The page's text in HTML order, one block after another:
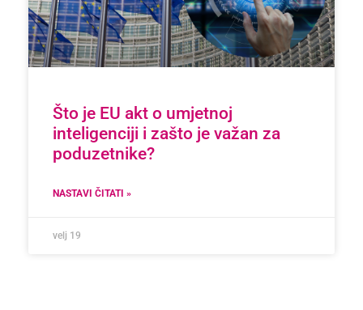
Što je EU akt o umjetnoj
inteligenciji i zašto je važan za
poduzetnike?
NASTAVI ČITATI »
velj 19